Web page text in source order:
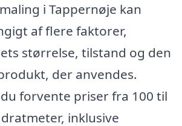
i Tappernøje kan
af flere faktorer,
størrelse, tilstand og den
der anvendes.
forvente priser fra 100 til
inklusive